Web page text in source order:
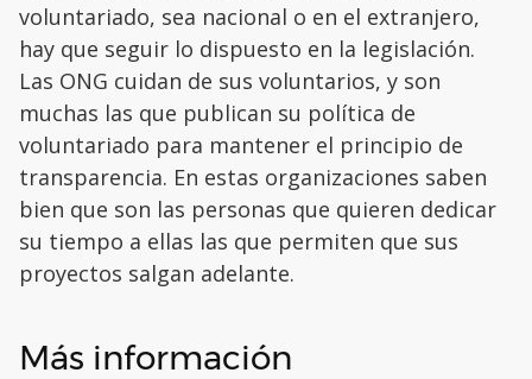
voluntariado, sea nacional o en el extranjero,
hay que seguir lo dispuesto en la legislación.
Las ONG cuidan de sus voluntarios, y son
muchas las que publican su política de
voluntariado para mantener el principio de
transparencia. En estas organizaciones saben
bien que son las personas que quieren dedicar
su tiempo a ellas las que permiten que sus
proyectos salgan adelante.
Más información